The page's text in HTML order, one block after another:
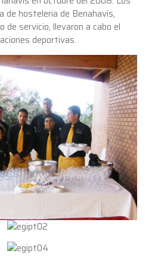
de hosteleria de Benahavís,
de servicio, llevaron a cabo el
deportivas.